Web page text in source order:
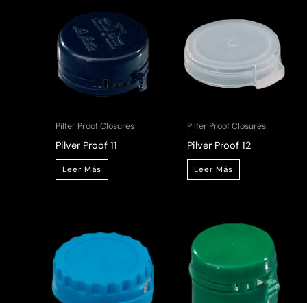
Pilfer Proof Closures
Pilver Proof 11
Leer Más
Pilfer Proof Closures
Pilver Proof 12
Leer Más